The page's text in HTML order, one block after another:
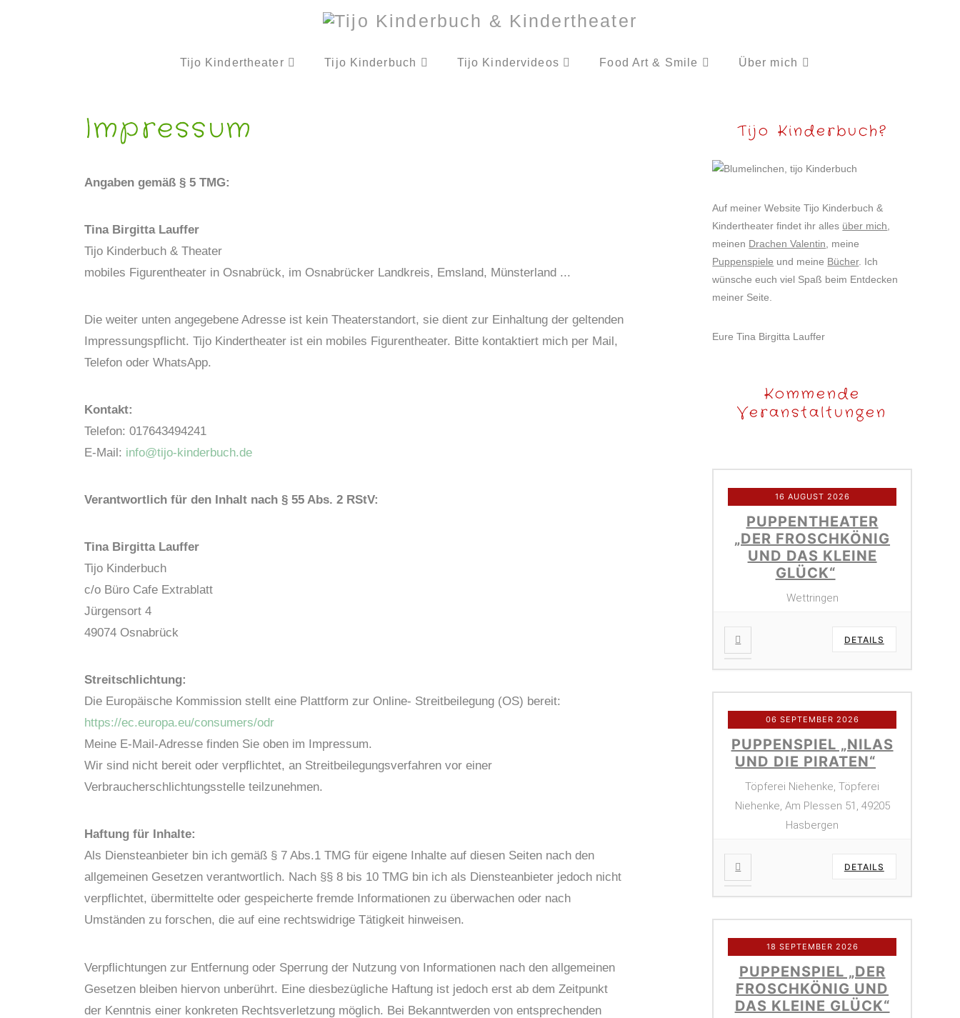
Tijo Kindertheater Tijo Kinderbuch Tijo Kindervideos Food Art & Smile Über mich
Impressum
Angaben gemäß § 5 TMG:
Tina Birgitta Lauffer
Tijo Kinderbuch & Theater
mobiles Figurentheater in Osnabrück, im Osnabrücker Landkreis, Emsland, Münsterland ...
Die weiter unten angegebene Adresse ist kein Theaterstandort, sie dient zur Einhaltung der geltenden
Impressungspflicht. Tijo Kindertheater ist ein mobiles Figurentheater. Bitte kontaktiert mich per Mail,
Telefon oder WhatsApp.
Kontakt:
Telefon: 017643494241
E-Mail: info@tijo-kinderbuch.de
Verantwortlich für den Inhalt nach § 55 Abs. 2 RStV:
Tina Birgitta Lauffer
Tijo Kinderbuch
c/o Büro Cafe Extrablatt
Jürgensort 4
49074 Osnabrück
Streitschlichtung:
Die Europäische Kommission stellt eine Plattform zur Online- Streitbeilegung (OS) bereit:
https://ec.europa.eu/consumers/odr
Meine E-Mail-Adresse finden Sie oben im Impressum.
Wir sind nicht bereit oder verpflichtet, an Streitbeilegungsverfahren vor einer
Verbraucherschlichtungsstelle teilzunehmen.
Haftung für Inhalte:
Als Diensteanbieter bin ich gemäß § 7 Abs.1 TMG für eigene Inhalte auf diesen Seiten nach den
allgemeinen Gesetzen verantwortlich. Nach §§ 8 bis 10 TMG bin ich als Diensteanbieter jedoch nicht
verpflichtet, übermittelte oder gespeicherte fremde Informationen zu überwachen oder nach
Umständen zu forschen, die auf eine rechtswidrige Tätigkeit hinweisen.
Verpflichtungen zur Entfernung oder Sperrung der Nutzung von Informationen nach den allgemeinen
Gesetzen bleiben hiervon unberührt. Eine diesbezügliche Haftung ist jedoch erst ab dem Zeitpunkt
der Kenntnis einer konkreten Rechtsverletzung möglich. Bei Bekanntwerden von entsprechenden
Tijo Kinderbuch?
Auf meiner Website Tijo Kinderbuch &
Kindertheater findet ihr alles über mich
meinen Drachen Valentin , meine
Puppenspiele und meine Bücher. Ich
wünsche euch viel Spaß beim Entdecken
meiner Seite.
Eure Tina Birgitta Lauffer
Kommende
Veranstaltungen
16 AUGUST 2026
PUPPENTHEATER
„DER FROSCHKÖNIG
UND DAS KLEINE
GLÜCK“
Wettringen
DETAILS
06 SEPTEMBER 2026
PUPPENSPIEL „NILAS
UND DIE PIRATEN“
Töpferei Niehenke, Töpferei
Niehenke, Am Plessen 51, 49205
Hasbergen
DETAILS
18 SEPTEMBER 2026
PUPPENSPIEL „DER
FROSCHKÖNIG UND
DAS KLEINE GLÜCK“